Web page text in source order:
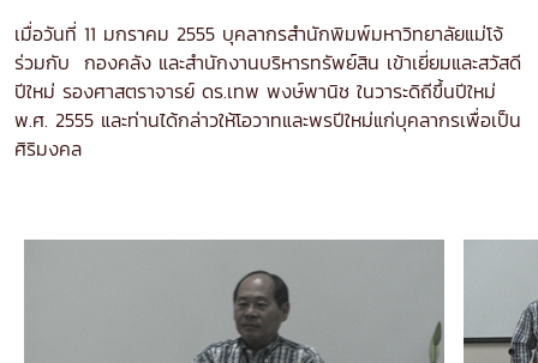
เมื่อวันที่ 11 มกราคม 2555 บุคลากรสำนักพิมพ์มหาวิทยาลัยแม่โจ้
ร่วมกับ กองคลัง และสำนักงานบริหารทรัพย์สิน เข้าเยี่ยมและสวัสดี
ปีใหม่ รองศาสตราจารย์ ดร.เทพ พงษ์พานิช ในวาระดิถีขึ้นปีใหม่
พ.ศ. 2555 และท่านได้กล่าวให้โอวาทและพรปีใหม่แก่บุคลากรเพื่อเป็น
ศิริมงคล